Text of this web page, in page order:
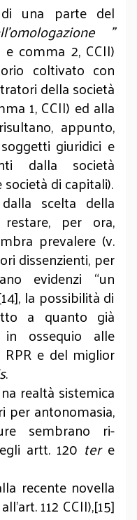
di una parte del
”
comma 2, CCII)
coltivato con
della società
1, CCII) ed alla
appunto,
giuridici e
dalla società
di capitali).
scelta della
per ora,
prevalere (v.
dissenzienti, per
evidenzi “un
la possibilità di
a quanto già
ossequio alle
e del miglior
.
realtà sistemica
per antonomasia,
sembrano ri-
artt. 120 tere
recente novella
112 CCII),[15]